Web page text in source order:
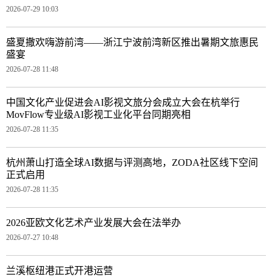
2026-07-29 10:03
盛夏撒欢嗨游前湾——浙江宁波前湾新区推出暑期文旅惠民
盛宴
2026-07-28 11:48
中国文化产业促进会AI影视文旅分会成立大会在杭举行
MovFlow专业级AI影视工业化平台同期亮相
2026-07-28 11:35
杭州萧山打造全球AI数据与评测高地，ZODA社区线下空间
正式启用
2026-07-28 11:35
2026亚欧文化艺术产业发展大会在法举办
2026-07-27 10:48
兰溪枢纽港正式开港运营